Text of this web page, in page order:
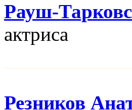
Рауш-
актриса
Резников